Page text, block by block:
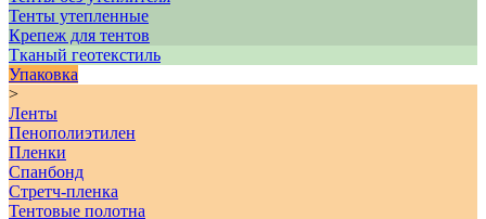
Тенты утепленные
Крепеж для тентов
Тканый геотекстиль
Упаковка
>
Ленты
Пенополиэтилен
Пленки
Спанбонд
Стретч-пленка
Тентовые полотна